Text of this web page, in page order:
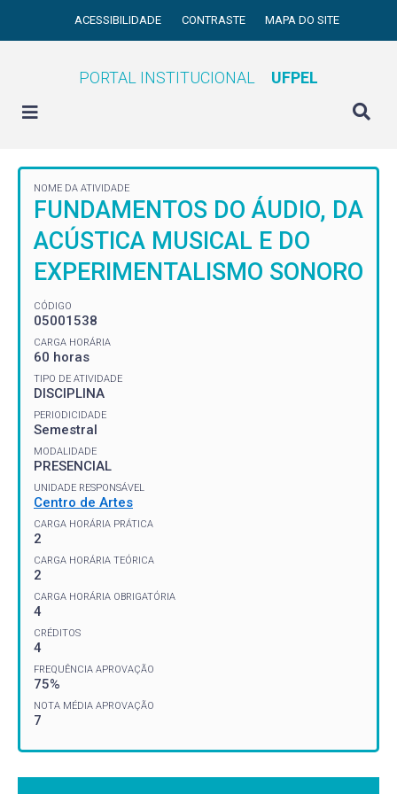
ACESSIBILIDADE CONTRASTE MAPA DO SITE
PORTAL INSTITUCIONAL UFPEL
NOME DA ATIVIDADE
FUNDAMENTOS DO ÁUDIO, DA
ACÚSTICA MUSICAL E DO
EXPERIMENTALISMO SONORO
CÓDIGO
05001538
CARGA HORÁRIA
60 horas
TIPO DE ATIVIDADE
DISCIPLINA
PERIODICIDADE
Semestral
MODALIDADE
PRESENCIAL
UNIDADE RESPONSÁVEL
Centro de Artes
CARGA HORÁRIA PRÁTICA
2
CARGA HORÁRIA TEÓRICA
2
CARGA HORÁRIA OBRIGATÓRIA
4
CRÉDITOS
4
FREQUÊNCIA APROVAÇÃO
75%
NOTA MÉDIA APROVAÇÃO
7